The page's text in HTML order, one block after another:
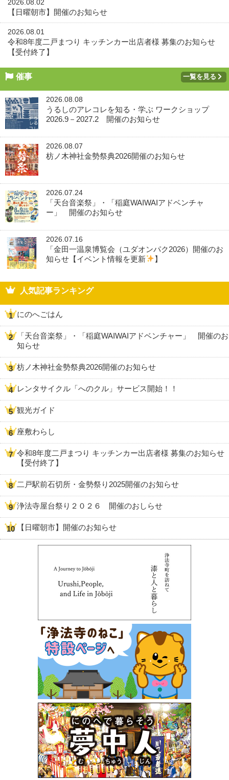
2026.08.02
【日曜朝市】開催のお知らせ
2026.08.01
令和8年度二戸まつり キッチンカー出店者様 募集のお知らせ
【受付終了】
催事 一覧を見る
2026.08.08
うるしのアレコレを知る・学ぶ ワークショップ
2026.9－2027.2 開催のお知らせ
2026.08.07
枋ノ木神社金勢祭典2026開催のお知らせ
2026.07.24
「天台音楽祭」・「稲庭WAIWAIアドベンチャ
ー」 開催のお知らせ
2026.07.16
「金田一温泉博覧会（ユダオンパク2026）開催のお
知らせ【イベント情報を更新
】
人気記事ランキング
にのへごはん
「天台音楽祭」・「稲庭WAIWAIアドベンチャー」 開催のお
知らせ
枋ノ木神社金勢祭典2026開催のお知らせ
レンタサイクル「へのクル」サービス開始！！
観光ガイド
座敷わらし
令和8年度二戸まつり キッチンカー出店者様 募集のお知らせ
【受付終了】
二戸駅前石切所・金勢祭り2025開催のお知らせ
浄法寺屋台祭り２０２６ 開催のおしらせ
【日曜朝市】開催のお知らせ